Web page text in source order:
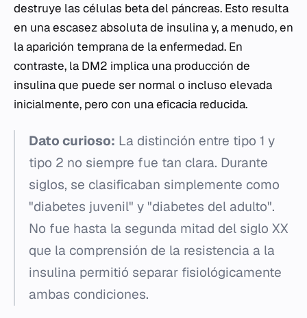
destruye las células beta del páncreas. Esto resulta
en una escasez absoluta de insulina y, a menudo, en
la aparición temprana de la enfermedad. En
contraste, la DM2 implica una producción de
insulina que puede ser normal o incluso elevada
inicialmente, pero con una eficacia reducida.
Dato curioso: La distinción entre tipo 1 y
tipo 2 no siempre fue tan clara. Durante
siglos, se clasificaban simplemente como
"diabetes juvenil" y "diabetes del adulto".
No fue hasta la segunda mitad del siglo XX
que la comprensión de la resistencia a la
insulina permitió separar fisiológicamente
ambas condiciones.